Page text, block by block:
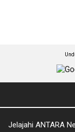
Jelajahi ANTARA